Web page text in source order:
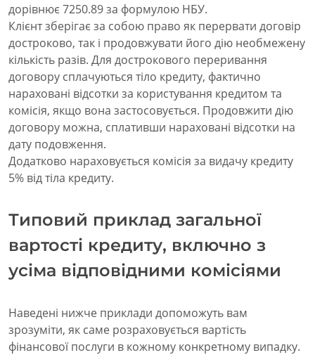
дорівнює 7250.89 за формулою НБУ.
Клієнт зберігає за собою право як перервати договір
достроково, так і продовжувати його дію необмежену
кількість разів. Для дострокового переривання
договору сплачуються тіло кредиту, фактично
нараховані відсотки за користування кредитом та
комісія, якщо вона застосовується. Продовжити дію
договору можна, сплативши нараховані відсотки на
дату подовження.
Додатково нараховується комісія за видачу кредиту
5% від тіла кредиту.
Типовий приклад загальної
вартості кредиту, включно з
усіма відповідними комісіями
Наведені нижче приклади допоможуть вам
зрозуміти, як саме розраховується вартість
фінансової послуги в кожному конкретному випадку.